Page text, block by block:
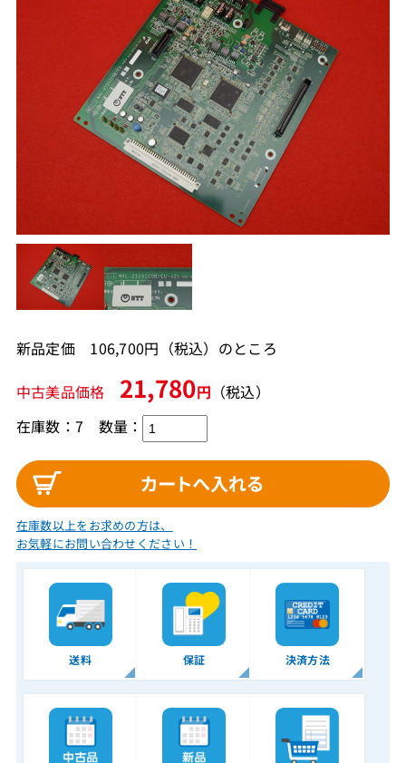
新品定価 106,700円（税込）のところ
中古美品価格 21,780円 （税込）
在庫数：7 数量：
在庫数以上をお求めの方は、
お気軽にお問い合わせください！
送料 保証 決済方法